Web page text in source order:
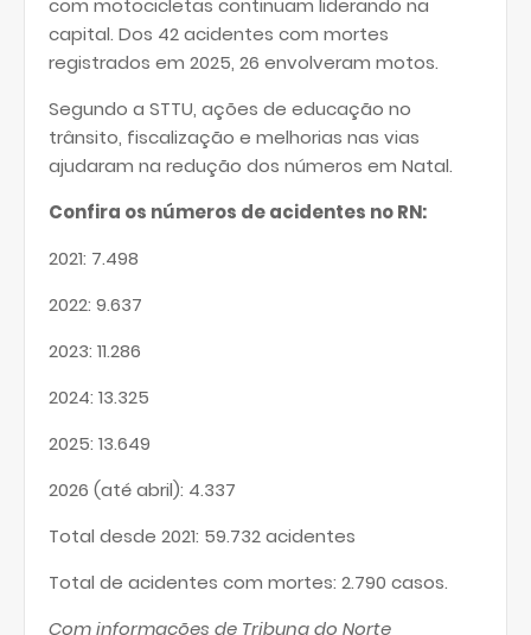
com motocicletas continuam liderando na
capital. Dos 42 acidentes com mortes
registrados em 2025, 26 envolveram motos.
Segundo a STTU, ações de educação no
trânsito, fiscalização e melhorias nas vias
ajudaram na redução dos números em Natal.
Confira os números de acidentes no RN:
2021: 7.498
2022: 9.637
2023: 11.286
2024: 13.325
2025: 13.649
2026 (até abril): 4.337
Total desde 2021: 59.732 acidentes
Total de acidentes com mortes: 2.790 casos.
Com informações de Tribuna do Norte